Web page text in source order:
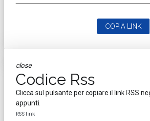
COPIA LINK
close
Codice Rss
Clicca sul pulsante per copiare il link RSS
appunti.
RSS link